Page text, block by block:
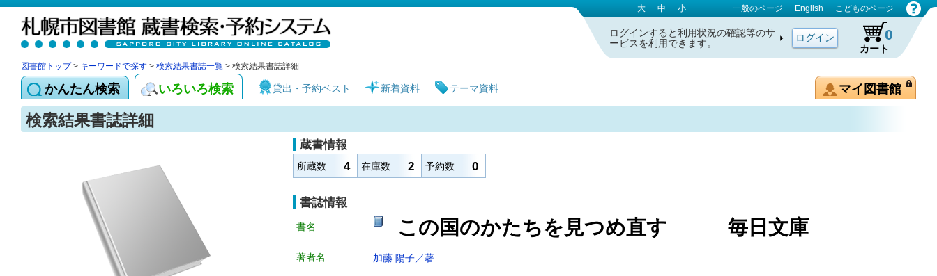
札幌市図書館 蔵書検索・予約システム 大 中 小 一般のページ English こどものページ
ログインすると利用状況の確認等のサ
ービスを利用できます。
カート
0
図書館トップ> キーワードで探す > 検索結果書誌一覧 > 検索結果書誌詳細
かんたん検索 いろいろ検索 貸出・予約ベスト 新着資料 テーマ資料 マイ図書館
検索結果書誌詳細
蔵書情報
所蔵数 4 在庫数 2 予約数 0
書誌情報
書名 この国のかたちを見つめ直す 毎日文庫
著者名 加藤 陽子／著